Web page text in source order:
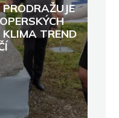
KLIMA TREND